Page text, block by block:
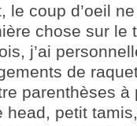
le coup d’oeil
chose sur le
j’ai
de
parenthèses à
head, petit